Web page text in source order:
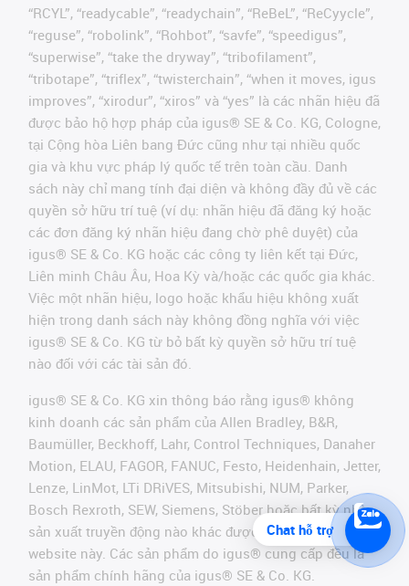
“RCYL”, “readycable”, “readychain”, “ReBeL”, “ReCyycle”,
“reguse”, “robolink”, “Rohbot”, “savfe”, “speedigus”,
“superwise”, “take the dryway”, “tribofilament”,
“tribotape”, “triflex”, “twisterchain”, “when it moves, igus
improves”, “xirodur”, “xiros” và “yes” là các nhãn hiệu đã
được bảo hộ hợp pháp của igus® SE & Co. KG, Cologne,
tại Cộng hòa Liên bang Đức cũng như tại nhiều quốc
gia và khu vực pháp lý quốc tế trên toàn cầu. Danh
sách này chỉ mang tính đại diện và không đầy đủ về các
quyền sở hữu trí tuệ (ví dụ: nhãn hiệu đã đăng ký hoặc
các đơn đăng ký nhãn hiệu đang chờ phê duyệt) của
igus® SE & Co. KG hoặc các công ty liên kết tại Đức,
Liên minh Châu Âu, Hoa Kỳ và/hoặc các quốc gia khác.
Việc một nhãn hiệu, logo hoặc khẩu hiệu không xuất
hiện trong danh sách này không đồng nghĩa với việc
igus® SE & Co. KG từ bỏ bất kỳ quyền sở hữu trí tuệ
nào đối với các tài sản đó.
igus® SE & Co. KG xin thông báo rằng igus® không
kinh doanh các sản phẩm của Allen Bradley, B&R,
Baumüller, Beckhoff, Lahr, Control Techniques, Danaher
Motion, ELAU, FAGOR, FANUC, Festo, Heidenhain, Jetter,
Lenze, LinMot, LTi DRiVES, Mitsubishi, NUM, Parker,
Bosch Rexroth, SEW, Siemens, Stöber hoặc bất kỳ nhà
sản xuất truyền động nào khác được đề cập trên
website này. Các sản phẩm do igus® cung cấp đều là
sản phẩm chính hãng của igus® SE & Co. KG.
Chat hỗ trợ